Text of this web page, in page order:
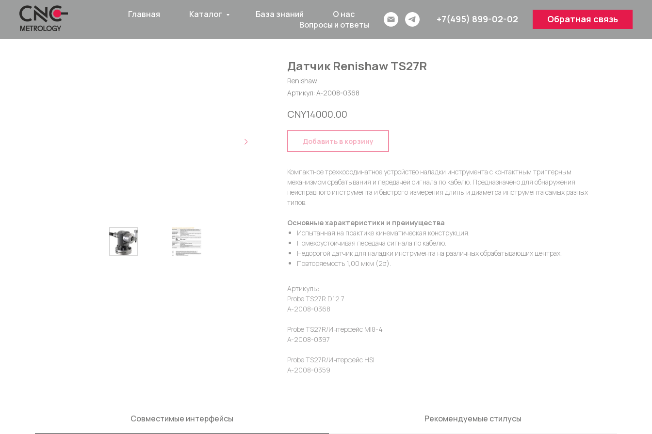
Главная Каталог База знаний
О нас
Вопросы и ответы
+7(495) 899-02-02 Обратная связь
Датчик Renishaw TS27R
Renishaw
Артикул: A-2008-0368​
CNY14000.00
Добавить в корзину
Компактное трехкоординатное устройство наладки инструмента с контактным триггерным
механизмом срабатывания и передачей сигнала по кабелю. Предназначено для обнаружения
неисправного инструмента и быстрого измерения длины и диаметра инструмента самых разных
типов.
Основные характеристики и преимущества
Испытанная на практике кинематическая конструкция.
Помехоустойчивая передача сигнала по кабелю.
Недорогой датчик для наладки инструмента на различных обрабатывающих центрах.
Повторяемость 1,00 мкм (2σ).
Артикулы:
Probe TS27R D12.7​
A-2008-0368​
Probe TS27R/Интерфейс MI8-4​
A-2008-0397​
Probe TS27R/Интерфейс HSI
A-2008-0359
Совместимые интерфейсы Рекомендуемые стилусы